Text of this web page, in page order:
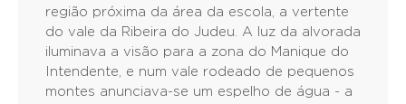
região próxima da área da escola, a vertente
do vale da Ribeira do Judeu. A luz da alvorada
iluminava a visão para a zona do Manique do
Intendente, e num vale rodeado de pequenos
montes anunciava-se um espelho de água - a